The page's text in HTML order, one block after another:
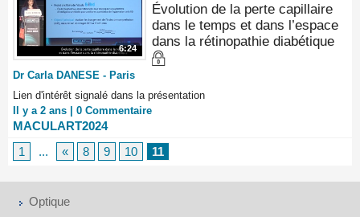
Optique
6:24
Évolution de la perte capillaire
dans le temps et dans l’espace
dans la rétinopathie diabétique
Dr Carla DANESE - Paris
Lien d'intérêt signalé dans la présentation
Il y a 2 ans | 0 Commentaire
MACULART2024
1
... « 8 9 10 11